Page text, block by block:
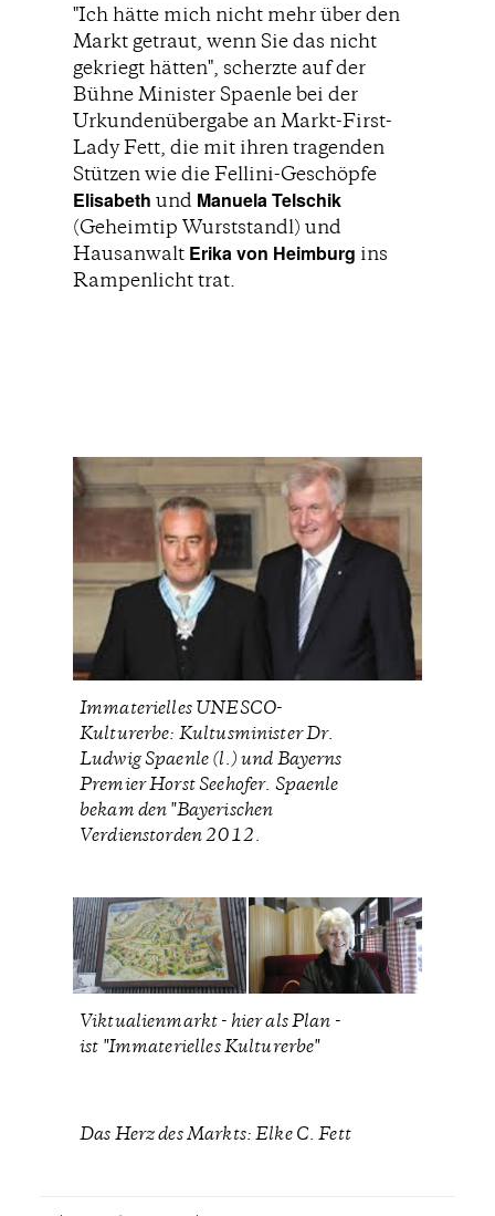
"Ich hätte mich nicht mehr über den
Markt getraut, wenn Sie das nicht
gekriegt hätten", scherzte auf der
Bühne Minister Spaenle bei der
Urkundenübergabe an Markt-First-
Lady Fett, die mit ihren tragenden
Stützen wie die Fellini-Geschöpfe
Elisabeth und Manuela Telschik
(Geheimtip Wurststandl) und
Hausanwalt Erika von Heimburg ins
Rampenlicht trat.
Immaterielles UNESCO-
Kulturerbe: Kultusminister Dr.
Ludwig Spaenle (l.) und Bayerns
Premier Horst Seehofer. Spaenle
bekam den "Bayerischen
Verdienstorden 2012.
Viktualienmarkt - hier als Plan -
ist "Immaterielles Kulturerbe"
Das Herz des Markts: Elke C. Fett